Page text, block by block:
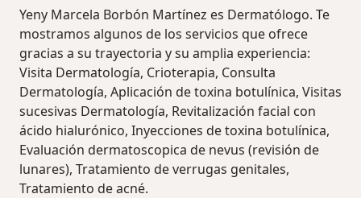
Yeny Marcela Borbón Martínez es Dermatólogo. Te
mostramos algunos de los servicios que ofrece
gracias a su trayectoria y su amplia experiencia:
Visita Dermatología, Crioterapia, Consulta
Dermatología, Aplicación de toxina botulínica, Visitas
sucesivas Dermatología, Revitalización facial con
ácido hialurónico, Inyecciones de toxina botulínica,
Evaluación dermatoscopica de nevus (revisión de
lunares), Tratamiento de verrugas genitales,
Tratamiento de acné.